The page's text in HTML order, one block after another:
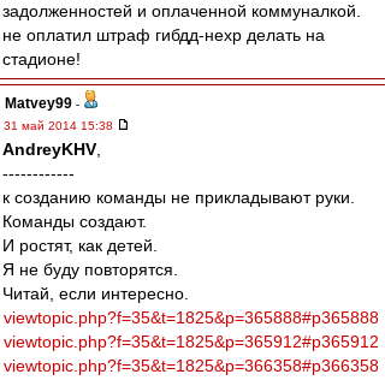
задолженностей и оплаченной коммуналкой.
не оплатил штраф гибдд-нехр делать на
стадионе!
Matvey99 -
31 май 2014 15:38
AndreyKHV
------------
к созданию команды не прикладывают руки.
Команды создают.
И ростят, как детей.
Я не буду повторятся.
Читай, если интересно.
viewtopic.php?f=35&t=1825&p=365888#p365888
viewtopic.php?f=35&t=1825&p=365912#p365912
viewtopic.php?f=35&t=1825&p=366358#p366358